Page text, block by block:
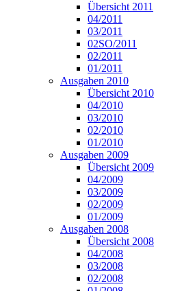
Übersicht 2011
04/2011
03/2011
02SO/2011
02/2011
01/2011
Ausgaben 2010
Übersicht 2010
04/2010
03/2010
02/2010
01/2010
Ausgaben 2009
Übersicht 2009
04/2009
03/2009
02/2009
01/2009
Ausgaben 2008
Übersicht 2008
04/2008
03/2008
02/2008